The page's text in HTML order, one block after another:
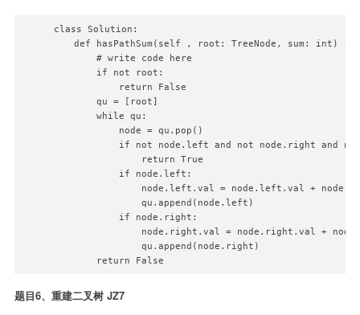
class Solution:
def hasPathSum(self , root: TreeNode, sum: int) ->
        # write code here
        if not root:
            return False
        qu = [root]
        while qu:
            node = qu.pop()
if not node.left and not node.right and
                return True
            if node.left:
node.left.val = node.left.val +
                qu.append(node.left)
            if node.right:
node.right.val = node.right.val +
                qu.append(node.right)
        return False
题目6、重建二叉树 JZ7